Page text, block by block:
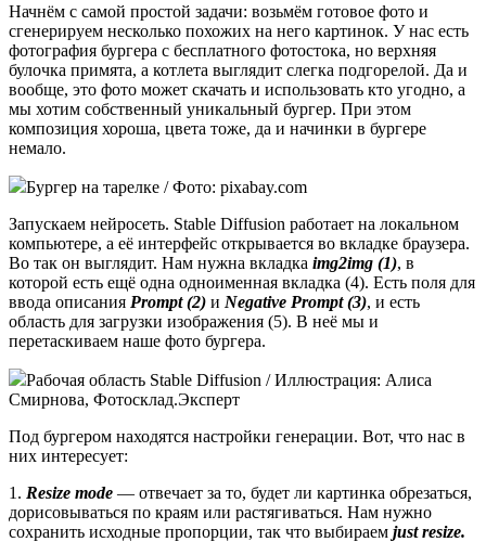
Начнём с самой простой задачи: возьмём готовое фото и
сгенерируем несколько похожих на него картинок. У нас есть
фотография бургера с бесплатного фотостока, но верхняя
булочка примята, а котлета выглядит слегка подгорелой. Да и
вообще, это фото может скачать и использовать кто угодно, а
мы хотим собственный уникальный бургер. При этом
композиция хороша, цвета тоже, да и начинки в бургере
немало.
Бургер на тарелке / Фото: pixabay.com
Запускаем нейросеть. Stable Diffusion работает на локальном
компьютере, а её интерфейс открывается во вкладке браузера.
Во так он выглядит. Нам нужна вкладка img2img (1), в
которой есть ещё одна одноименная вкладка (4). Есть поля для
ввода описания Prompt (2) и Negative Prompt (3), и есть
область для загрузки изображения (5). В неё мы и
перетаскиваем наше фото бургера.
Рабочая область Stable Diffusion / Иллюстрация: Алиса
Смирнова, Фотосклад.Эксперт
Под бургером находятся настройки генерации. Вот, что нас в
них интересует:
1. Resize mode — отвечает за то, будет ли картинка обрезаться,
дорисовываться по краям или растягиваться. Нам нужно
сохранить исходные пропорции, так что выбираем just resize.